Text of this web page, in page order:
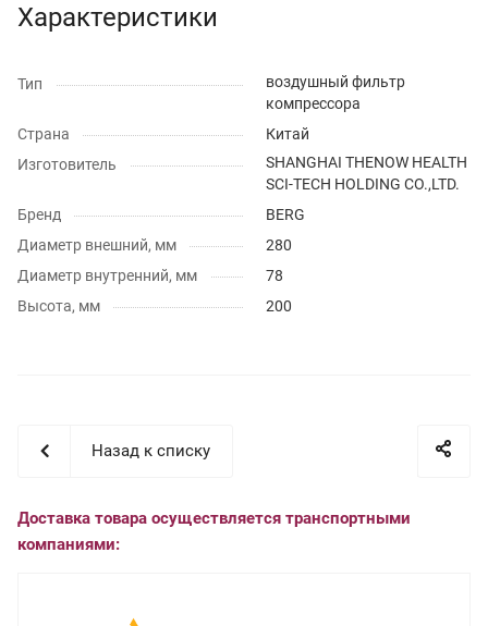
Характеристики
Тип
воздушный фильтр
компрессора
Страна
Китай
Изготовитель
SHANGHAI THENOW HEALTH
SCI-TECH HOLDING CO.,LTD.
Бренд
BERG
Диаметр внешний, мм
280
Диаметр внутренний, мм
78
Высота, мм
200
Назад к списку
Доставка товара осуществляется транспортными
компаниями: